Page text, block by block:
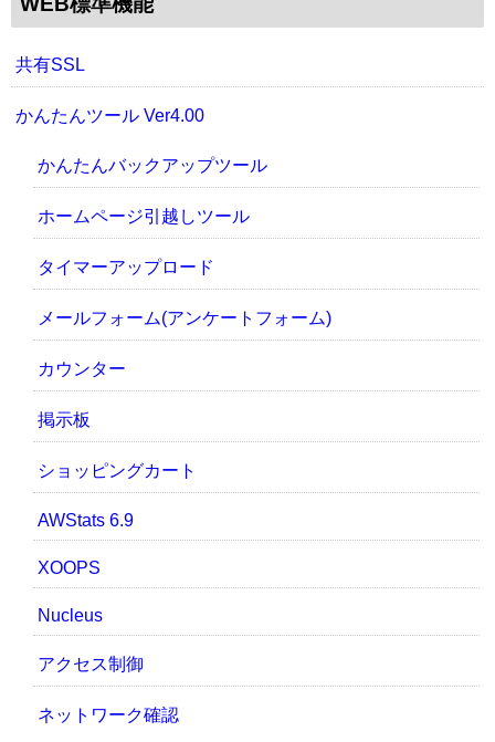
共有SSL
かんたんツール Ver4.00
かんたんバックアップツール
ホームページ引越しツール
タイマーアップロード
メールフォーム(アンケートフォーム)
カウンター
掲示板
ショッピングカート
AWStats 6.9
XOOPS
Nucleus
アクセス制御
ネットワーク確認